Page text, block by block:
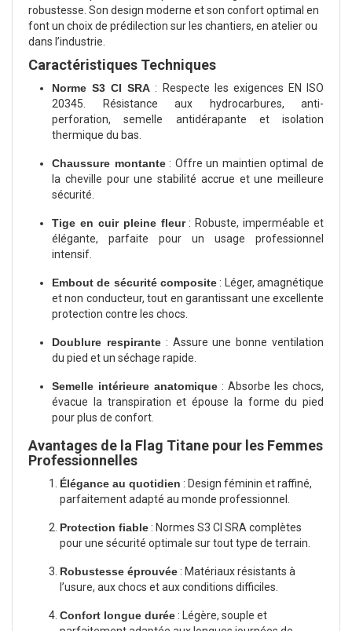
robustesse. Son design moderne et son confort optimal en
font un choix de prédilection sur les chantiers, en atelier ou
dans l’industrie.
Caractéristiques Techniques
Norme S3 CI SRA : Respecte les exigences EN ISO
20345. Résistance aux hydrocarbures, anti-
perforation, semelle antidérapante et isolation
thermique du bas.
Chaussure montante: Offre un maintien optimal de
la cheville pour une stabilité accrue et une meilleure
sécurité.
Tige en cuir pleine fleur: Robuste, imperméable et
élégante, parfaite pour un usage professionnel
intensif.
Embout de sécurité composite : Léger, amagnétique
et non conducteur, tout en garantissant une excellente
protection contre les chocs.
Doublure respirante: Assure une bonne ventilation
du pied et un séchage rapide.
Semelle intérieure anatomique : Absorbe les chocs,
évacue la transpiration et épouse la forme du pied
pour plus de confort.
Avantages de la Flag Titane pour les Femmes
Professionnelles
Élégance au quotidien : Design féminin et raffiné,
parfaitement adapté au monde professionnel.
Protection fiable : Normes S3 CI SRA complètes
pour une sécurité optimale sur tout type de terrain.
Robustesse éprouvée : Matériaux résistants à
l’usure, aux chocs et aux conditions difficiles.
Confort longue durée : Légère, souple et